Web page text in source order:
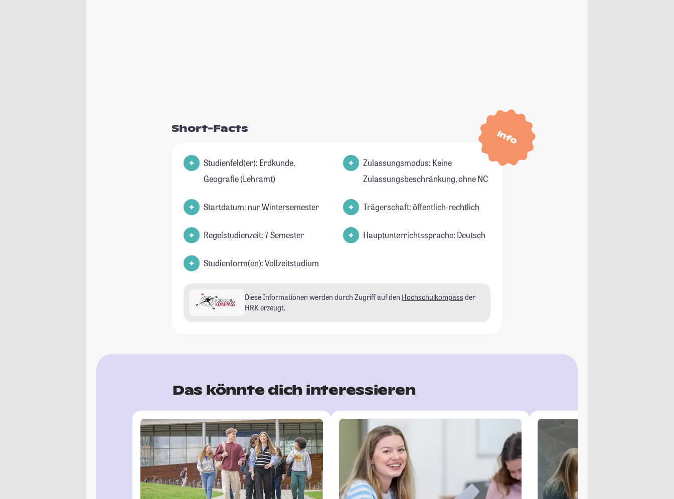
Info
Short-Facts
Studienfeld(er): Erdkunde,
Geografie (Lehramt)
Startdatum: nur Wintersemester
Regelstudienzeit: 7 Semester
Studienform(en): Vollzeitstudium
Zulassungsmodus: Keine
Zulassungsbeschränkung, ohne NC
Trägerschaft: öffentlich-rechtlich
Hauptunterrichtssprache: Deutsch
Diese Informationen werden durch Zugriff auf den Hochschulkompass der
HRK erzeugt.
Das könnte dich interessieren